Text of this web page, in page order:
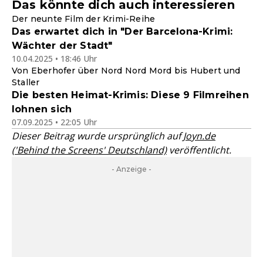
Das könnte dich auch interessieren
Der neunte Film der Krimi-Reihe
Das erwartet dich in "Der Barcelona-Krimi:
Wächter der Stadt"
10.04.2025 • 18:46 Uhr
Von Eberhofer über Nord Nord Mord bis Hubert und
Staller
Die besten Heimat-Krimis: Diese 9 Filmreihen
lohnen sich
07.09.2025 • 22:05 Uhr
Dieser Beitrag wurde ursprünglich aufJoyn.de
('Behind the Screens' Deutschland)veröffentlicht.
- Anzeige -